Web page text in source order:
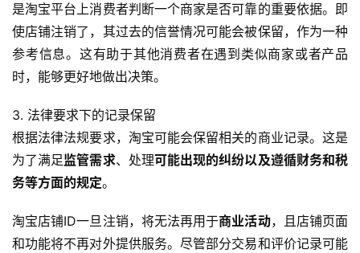
是淘宝平台上消费者判断一个商家是否可靠的重要依据。即
使店铺注销了，其过去的信誉情况可能会被保留，作为一种
参考信息。这有助于其他消费者在遇到类似商家或者产品
时，能够更好地做出决策。
3. 法律要求下的记录保留
根据法律法规要求，淘宝可能会保留相关的商业记录。这是
为了满足监管需求、处理可能出现的纠纷以及遵循财务和税
务等方面的规定。
淘宝店铺ID一旦注销，将无法再用于商业活动，且店铺页面
和功能将不再对外提供服务。尽管部分交易和评价记录可能